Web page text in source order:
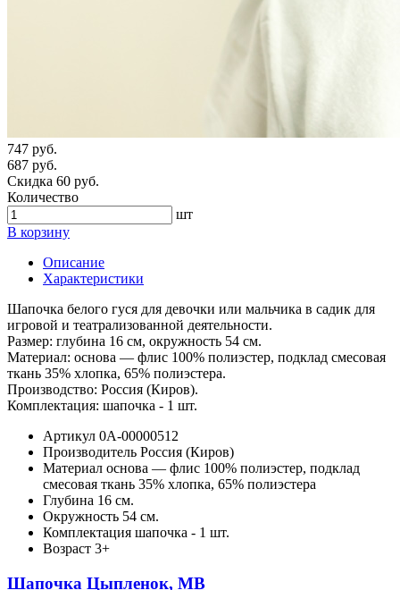
747 руб.
687 руб.
Скидка 60 руб.
Количество
шт
В корзину
Описание
Характеристики
Шапочка белого гуся для девочки или мальчика в садик для
игровой и театрализованной деятельности.
Размер: глубина 16 см, окружность 54 см.
Материал: основа — флис 100% полиэстер, подклад смесовая
ткань 35% хлопка, 65% полиэстера.
Производство: Россия (Киров).
Комплектация: шапочка - 1 шт.
Артикул 0А-00000512
Производитель Россия (Киров)
Материал основа — флис 100% полиэстер, подклад
смесовая ткань 35% хлопка, 65% полиэстера
Глубина 16 см.
Окружность 54 см.
Комплектация шапочка - 1 шт.
Возраст 3+
Шапочка Цыпленок, МВ